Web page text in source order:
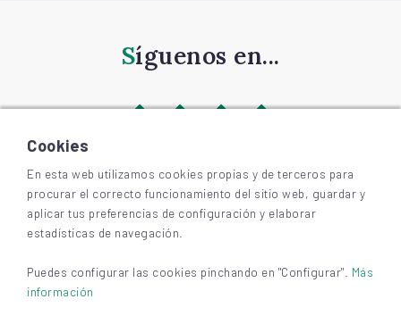
Síguenos en...
©2026 BIZKAIAGARA
Accesibilidad
Aviso legal y privacidad
Cookies
En esta web utilizamos cookies propias y de terceros para
procurar el correcto funcionamiento del sitio web, guardar y
aplicar tus preferencias de configuración y elaborar
estadísticas de navegación.
Puedes configurar las cookies pinchando en "Configurar". Más
información